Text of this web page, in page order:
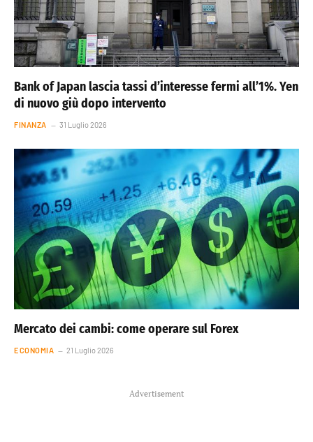
Bank of Japan lascia tassi d’interesse fermi all’1%. Yen
di nuovo giù dopo intervento
FINANZA 31 Luglio 2026
Mercato dei cambi: come operare sul Forex
ECONOMIA 21 Luglio 2026
Advertisement